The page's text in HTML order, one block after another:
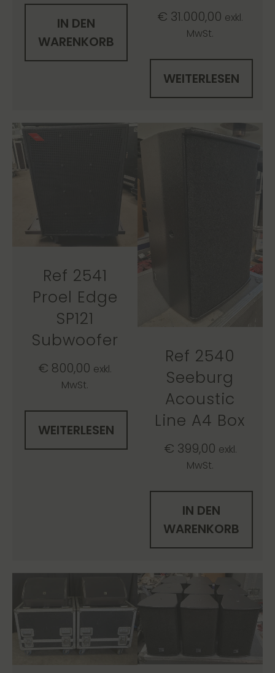
IN DEN
WARENKORB
€ 31.000,00 exkl.
MwSt.
WEITERLESEN
Ref 2541
Proel Edge
SP121
Subwoofer
€ 800,00 exkl.
MwSt.
WEITERLESEN
Ref 2540
Seeburg
Acoustic
Line A4 Box
€ 399,00 exkl.
MwSt.
IN DEN
WARENKORB